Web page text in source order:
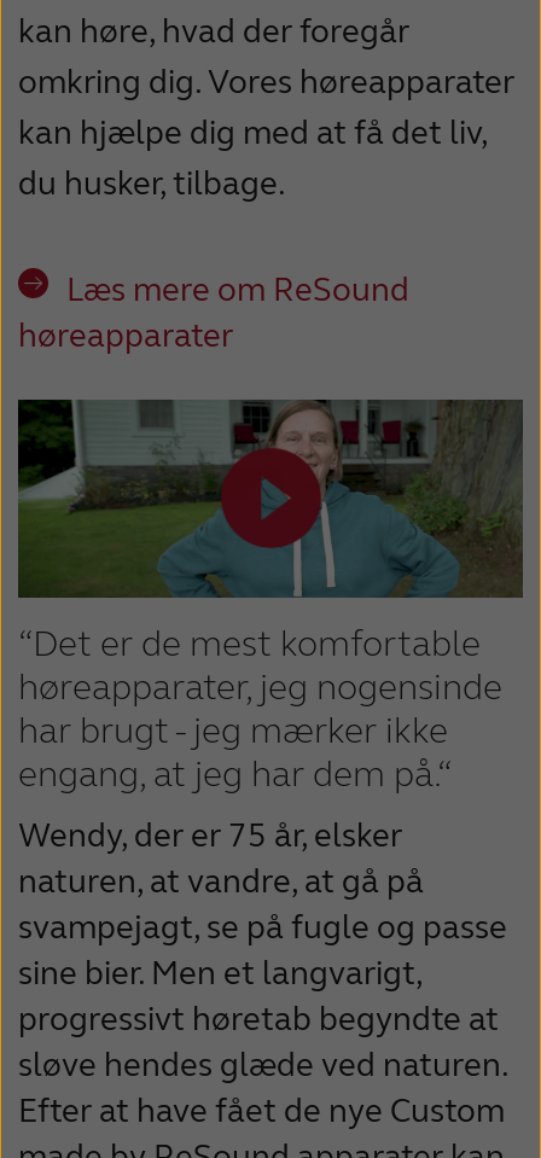
kan høre, hvad der foregår
omkring dig. Vores høreapparater
kan hjælpe dig med at få det liv,
du husker, tilbage.
Læs mere om ReSound
høreapparater
“Det er de mest komfortable
høreapparater, jeg nogensinde
har brugt - jeg mærker ikke
engang, at jeg har dem på.“
Wendy, der er 75 år, elsker
naturen, at vandre, at gå på
svampejagt, se på fugle og passe
sine bier. Men et langvarigt,
progressivt høretab begyndte at
sløve hendes glæde ved naturen.
Efter at have fået de nye Custom